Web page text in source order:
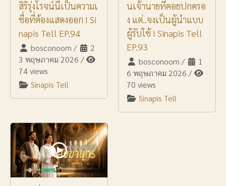
สิริรุ่งโรจน์นี้เป็นความเ
ชื่อที่ต้องแสดงออก I Si
napis Tell EP.94
bosconoom /
2
3 พฤษภาคม 2026 /
74 views
Sinapis Tell
นเจ้านายที่คอยปกครอ
ง แต่..จงเป็นผู้นำแบบ
ผู้รับใช้ I Sinapis Tell
EP.93
bosconoom /
1
6 พฤษภาคม 2026 /
70 views
Sinapis Tell